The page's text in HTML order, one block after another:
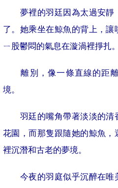
夢裡的羽廷因為太過安靜
了。她乘坐在鯨魚的背上，
ㄧ股鬱悶的氣息在漩渦裡掙扎。
離別，像一條直線的距離
境。
羽廷的嘴角帶著淡淡的清
花園，而那隻跟隨她的鯨魚
裡沉潛和古老的夢境。
今夜的羽庭似乎沉醉在唯